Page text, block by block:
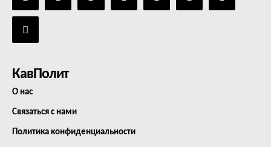
КавПолит
О нас
Связаться с нами
Политика конфиденциальности